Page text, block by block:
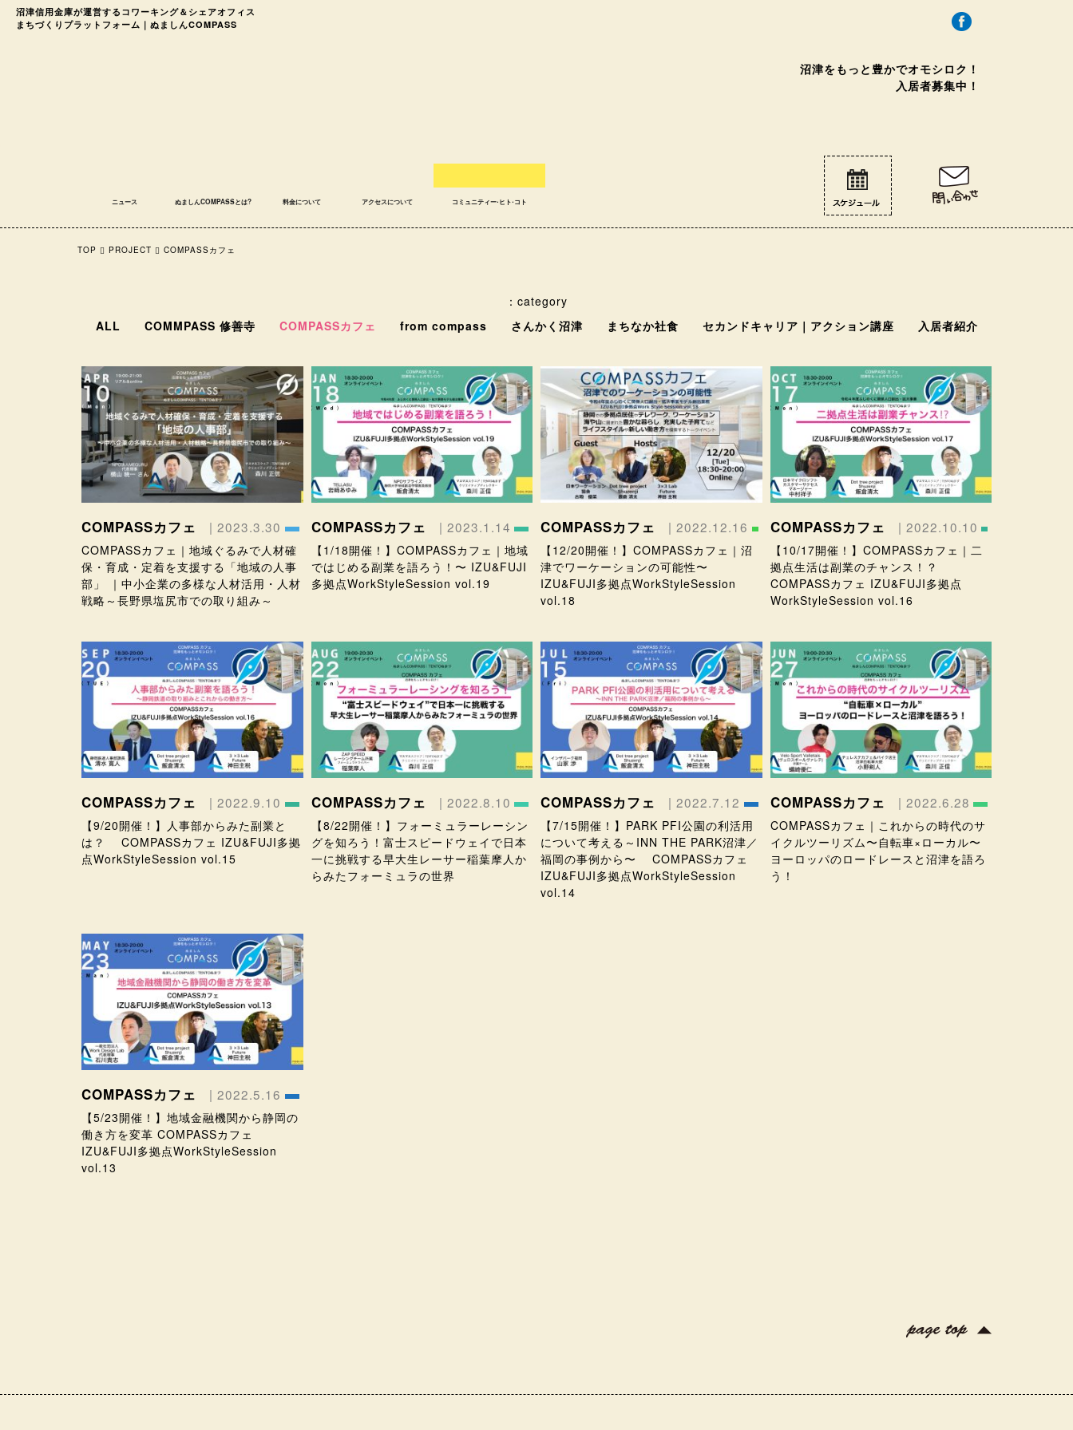
沼津信用金庫が運営する コワーキング＆シェアオフィス
まちづくりプラットフォーム｜ぬましんCOMPASS
沼津をもっと豊かでオモシロク！
入居者募集中！
ニュース ぬましんCOMPASSとは? 料金について アクセスについて コミュニティー⋅ヒト⋅コト
TOP PROJECT COMPASSカフェ
：category
ALL
COMMPASS 修善寺 COMPASSカフェ from compass さんかく沼津 まちなか社食 セカンドキャリア｜アクション講座 入居者紹介
COMPASSカフェ | 2023.3.30
COMPASSカフェ｜地域ぐるみで人材確
保・育成・定着を支援する「地域の人事
部」 ｜中小企業の多様な人材活用・人材
戦略～長野県塩尻市での取り組み～
COMPASSカフェ | 2023.1.14
【1/18開催！】COMPASSカフェ｜地域
ではじめる副業を語ろう！〜 IZU&FUJI
多拠点WorkStyleSession vol.19
COMPASSカフェ | 2022.12.16
【12/20開催！】COMPASSカフェ｜沼
津でワーケーションの可能性〜
IZU&FUJI多拠点WorkStyleSession
vol.18
COMPASSカフェ | 2022.10.10
【10/17開催！】COMPASSカフェ｜二
拠点生活は副業のチャンス！？
COMPASSカフェ IZU&FUJI多拠点
WorkStyleSession vol.16
COMPASSカフェ | 2022.9.10
【9/20開催！】人事部からみた副業と
は？ COMPASSカフェ IZU&FUJI多拠
点WorkStyleSession vol.15
COMPASSカフェ | 2022.8.10
【8/22開催！】フォーミュラーレーシン
グを知ろう！富士スピードウェイで日本
一に挑戦する早大生レーサー稲葉摩人か
らみたフォーミュラの世界
COMPASSカフェ | 2022.7.12
【7/15開催！】PARK PFI公園の利活用
について考える～INN THE PARK沼津／
福岡の事例から〜 COMPASSカフェ
IZU&FUJI多拠点WorkStyleSession
vol.14
COMPASSカフェ | 2022.6.28
COMPASSカフェ｜これからの時代のサ
イクルツーリズム〜自転車×ローカル〜
ヨーロッパのロードレースと沼津を語ろ
う！
COMPASSカフェ | 2022.5.16
【5/23開催！】地域金融機関から静岡の
働き方を変革 COMPASSカフェ
IZU&FUJI多拠点WorkStyleSession
vol.13